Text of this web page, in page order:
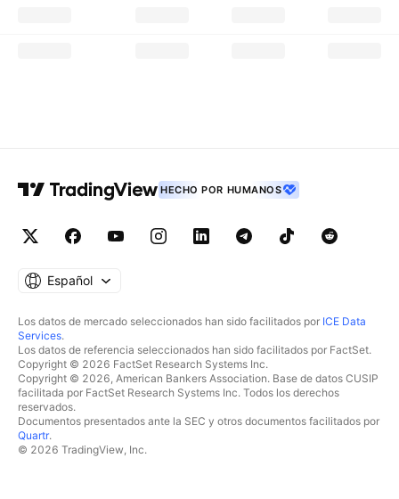
HECHO POR HUMANOS
Español
Los datos de mercado seleccionados han sido facilitados por ICE Data
Services.
Los datos de referencia seleccionados han sido facilitados por FactSet.
Copyright © 2026 FactSet Research Systems Inc.
Copyright © 2026, American Bankers Association. Base de datos CUSIP
facilitada por FactSet Research Systems Inc. Todos los derechos
reservados.
Documentos presentados ante la SEC y otros documentos facilitados por
Quartr.
© 2026 TradingView, Inc.